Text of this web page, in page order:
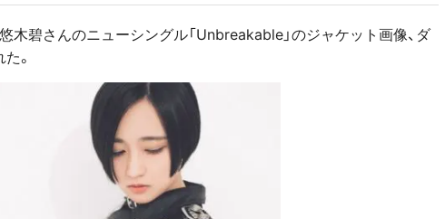
木碧さんのニューシングル「Unbreakable」のジャケット画像、ダ
。